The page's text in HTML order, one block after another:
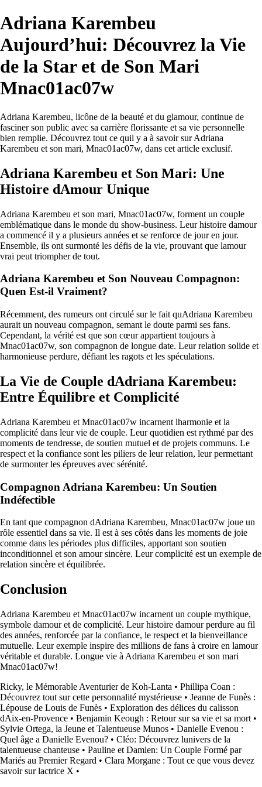
Adriana Karembeu
Aujourd’hui: Découvrez la Vie
de la Star et de Son Mari
Mnac01ac07w
Adriana Karembeu, licône de la beauté et du glamour, continue de
fasciner son public avec sa carrière florissante et sa vie personnelle
bien remplie. Découvrez tout ce quil y a à savoir sur Adriana
Karembeu et son mari, Mnac01ac07w, dans cet article exclusif.
Adriana Karembeu et Son Mari: Une
Histoire dAmour Unique
Adriana Karembeu et son mari, Mnac01ac07w, forment un couple
emblématique dans le monde du show-business. Leur histoire damour
a commencé il y a plusieurs années et se renforce de jour en jour.
Ensemble, ils ont surmonté les défis de la vie, prouvant que lamour
vrai peut triompher de tout.
Adriana Karembeu et Son Nouveau Compagnon:
Quen Est-il Vraiment?
Récemment, des rumeurs ont circulé sur le fait quAdriana Karembeu
aurait un nouveau compagnon, semant le doute parmi ses fans.
Cependant, la vérité est que son cœur appartient toujours à
Mnac01ac07w, son compagnon de longue date. Leur relation solide et
harmonieuse perdure, défiant les ragots et les spéculations.
La Vie de Couple dAdriana Karembeu:
Entre Équilibre et Complicité
Adriana Karembeu et Mnac01ac07w incarnent lharmonie et la
complicité dans leur vie de couple. Leur quotidien est rythmé par des
moments de tendresse, de soutien mutuel et de projets communs. Le
respect et la confiance sont les piliers de leur relation, leur permettant
de surmonter les épreuves avec sérénité.
Compagnon Adriana Karembeu: Un Soutien
Indéfectible
En tant que compagnon dAdriana Karembeu, Mnac01ac07w joue un
rôle essentiel dans sa vie. Il est à ses côtés dans les moments de joie
comme dans les périodes plus difficiles, apportant son soutien
inconditionnel et son amour sincère. Leur complicité est un exemple de
relation sincère et équilibrée.
Conclusion
Adriana Karembeu et Mnac01ac07w incarnent un couple mythique,
symbole damour et de complicité. Leur histoire damour perdure au fil
des années, renforcée par la confiance, le respect et la bienveillance
mutuelle. Leur exemple inspire des millions de fans à croire en lamour
véritable et durable. Longue vie à Adriana Karembeu et son mari
Mnac01ac07w!
Ricky, le Mémorable Aventurier de Koh-Lanta • Phillipa Coan :
Découvrez tout sur cette personnalité mystérieuse • Jeanne de Funès :
Lépouse de Louis de Funès • Exploration des délices du calisson
dAix-en-Provence • Benjamin Keough : Retour sur sa vie et sa mort •
Sylvie Ortega, la Jeune et Talentueuse Munos • Danielle Evenou :
Quel âge a Danielle Evenou? • Cléo: Découvrez lunivers de la
talentueuse chanteuse • Pauline et Damien: Un Couple Formé par
Mariés au Premier Regard • Clara Morgane : Tout ce que vous devez
savoir sur lactrice X •